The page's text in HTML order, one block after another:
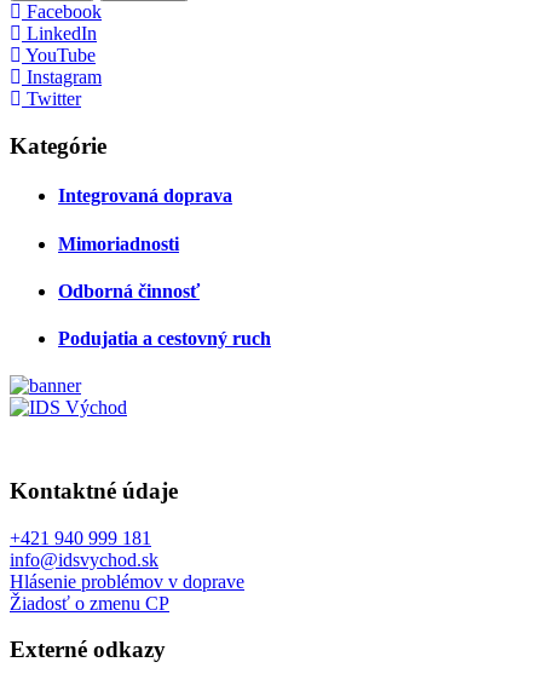
Facebook
LinkedIn
YouTube
Instagram
Twitter
Kategórie
Integrovaná doprava
Mimoriadnosti
Odborná činnosť
Podujatia a cestovný ruch
Kontaktné údaje
+421 940 999 181
info@idsvychod.sk
Hlásenie problémov v doprave
Žiadosť o zmenu CP
Externé odkazy